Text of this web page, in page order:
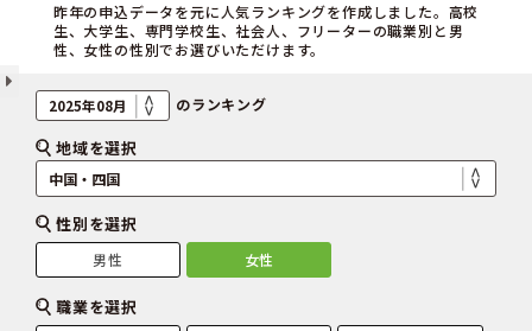
昨年の申込データを元に人気ランキングを作成しました。高校
生、大学生、専門学校生、社会人、フリーターの職業別と男
性、女性の性別でお選びいただけます。
のランキング
地域を選択
性別を選択
男性 女性
職業を選択